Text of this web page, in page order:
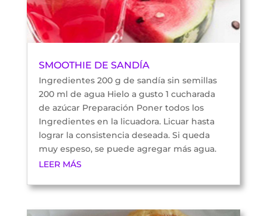
SMOOTHIE DE SANDÍA
Ingredientes 200 g de sandía sin semillas
200 ml de agua Hielo a gusto 1 cucharada
de azúcar Preparación Poner todos los
Ingredientes en la licuadora. Licuar hasta
lograr la consistencia deseada. Si queda
muy espeso, se puede agregar más agua.
LEER MÁS